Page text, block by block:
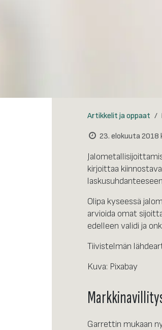
Artikkelit ja oppaat
23. elokuuta 2018
kirjoittaa
Olipa kyseessä
arvioida omat
edelleen validi ja
Tiivistelmän
Kuva: Pixabay
Garrettin mukaan